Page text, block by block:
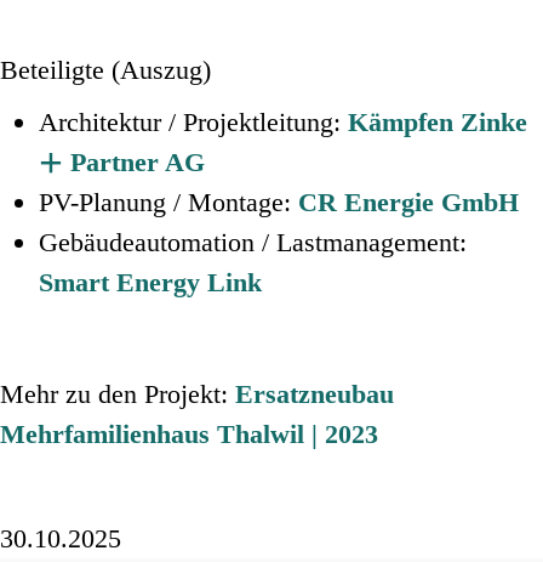
Beteiligte (Auszug)
Architektur / Projektleitung: Kämpfen Zinke
+ Partner AG
PV-Planung / Montage: CR Energie GmbH
Gebäudeautomation / Lastmanagement:
Smart Energy Link
Mehr zu den Projekt: Ersatzneubau
Mehrfamilienhaus Thalwil | 2023
30.10.2025